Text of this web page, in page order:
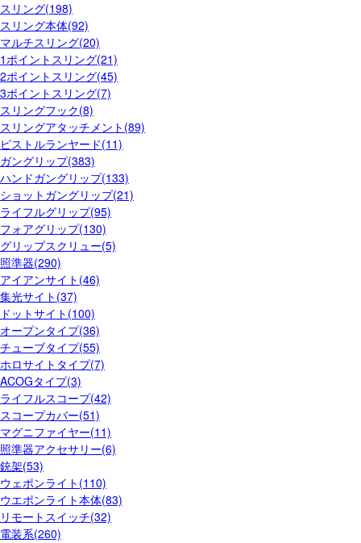
スリング(198)
スリング本体(92)
マルチスリング(20)
1ポイントスリング(21)
2ポイントスリング(45)
3ポイントスリング(7)
スリングフック(8)
スリングアタッチメント(89)
ピストルランヤード(11)
ガングリップ(383)
ハンドガングリップ(133)
ショットガングリップ(21)
ライフルグリップ(95)
フォアグリップ(130)
グリップスクリュー(5)
照準器(290)
アイアンサイト(46)
集光サイト(37)
ドットサイト(100)
オープンタイプ(36)
チューブタイプ(55)
ホロサイトタイプ(7)
ACOGタイプ(3)
ライフルスコープ(42)
スコープカバー(51)
マグニファイヤー(11)
照準器アクセサリー(6)
銃架(53)
ウェポンライト(110)
ウエポンライト本体(83)
リモートスイッチ(32)
電装系(260)